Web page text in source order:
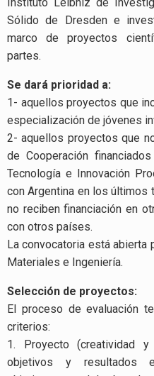
Instituto Leibniz de
Sólido de Dresden e
marco de proyectos
partes.
Se dará prioridad a:
1- aquellos proyectos que
especialización de jóvenes
2- aquellos proyectos que
de Cooperación
Tecnología e Innovación
con Argentina en los últimos
no reciben financiación en
con otros países.
La convocatoria está abierta
Materiales e Ingeniería.
Selección de proyectos:
El proceso de evaluación
criterios:
1. Proyecto (creatividad
objetivos y resultados